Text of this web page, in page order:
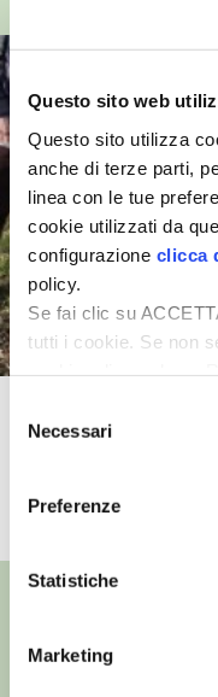
Questo sito web
Questo sito utilizza
anche di terze parti,
linea con le tue
cookie utilizzati da
configurazione clicca
policy.
Se fai clic su
tutti i cookie. Se non
desideri accettare e
delNecessari
Preferenze
Statistiche
Marketing
I PARTNER DI
RASIKAL
BIOGENTS
Come